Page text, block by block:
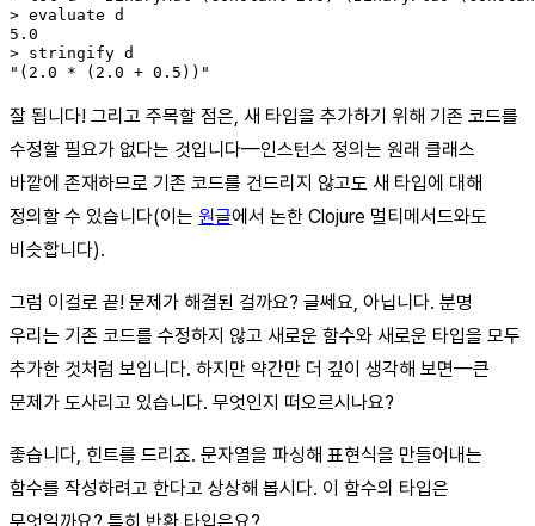
> evaluate d
5.0
> stringify d
"(2.0 * (2.0 + 0.5))"
잘 됩니다! 그리고 주목할 점은, 새 타입을 추가하기 위해 기존 코드를
수정할 필요가 없다는 것입니다—인스턴스 정의는 원래 클래스
바깥에 존재하므로 기존 코드를 건드리지 않고도 새 타입에 대해
정의할 수 있습니다(이는 원글에서 논한 Clojure 멀티메서드와도
비슷합니다).
그럼 이걸로 끝! 문제가 해결된 걸까요? 글쎄요, 아닙니다. 분명
우리는 기존 코드를 수정하지 않고 새로운 함수와 새로운 타입을 모두
추가한 것처럼 보입니다. 하지만 약간만 더 깊이 생각해 보면—큰
문제가 도사리고 있습니다. 무엇인지 떠오르시나요?
좋습니다, 힌트를 드리죠. 문자열을 파싱해 표현식을 만들어내는
함수를 작성하려고 한다고 상상해 봅시다. 이 함수의 타입은
무엇일까요? 특히 반환 타입은요?